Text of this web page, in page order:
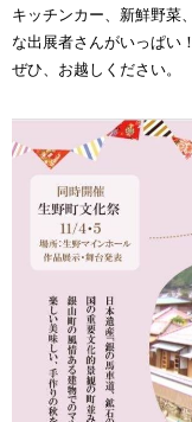
キッチンカー、新鮮野菜
な出展者さんがいっぱい！
ぜひ、お越しください。